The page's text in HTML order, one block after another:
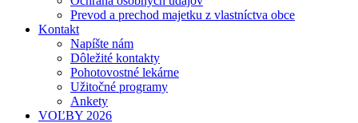
Prevod a prechod majetku z vlastníctva obce
Kontakt
Napíšte nám
Dôležité kontakty
Pohotovostné lekárne
Užitočné programy
Ankety
VOĽBY 2026